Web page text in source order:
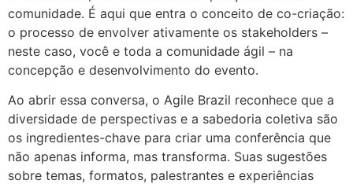
comunidade. É aqui que entra o conceito de co-criação:
o processo de envolver ativamente os stakeholders –
neste caso, você e toda a comunidade ágil – na
concepção e desenvolvimento do evento.
Ao abrir essa conversa, o Agile Brazil reconhece que a
diversidade de perspectivas e a sabedoria coletiva são
os ingredientes-chave para criar uma conferência que
não apenas informa, mas transforma. Suas sugestões
sobre temas, formatos, palestrantes e experiências